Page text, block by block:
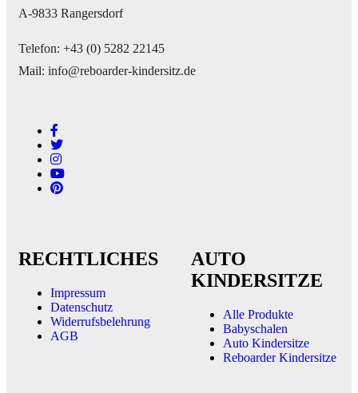
A-9833 Rangersdorf
Telefon: +43 (0) 5282 22145
Mail: info@reboarder-kindersitz.de
RECHTLICHES
Impressum
Datenschutz
Widerrufsbelehrung
AGB
AUTO
KINDERSITZE
Alle Produkte
Babyschalen
Auto Kindersitze
Reboarder Kindersitze